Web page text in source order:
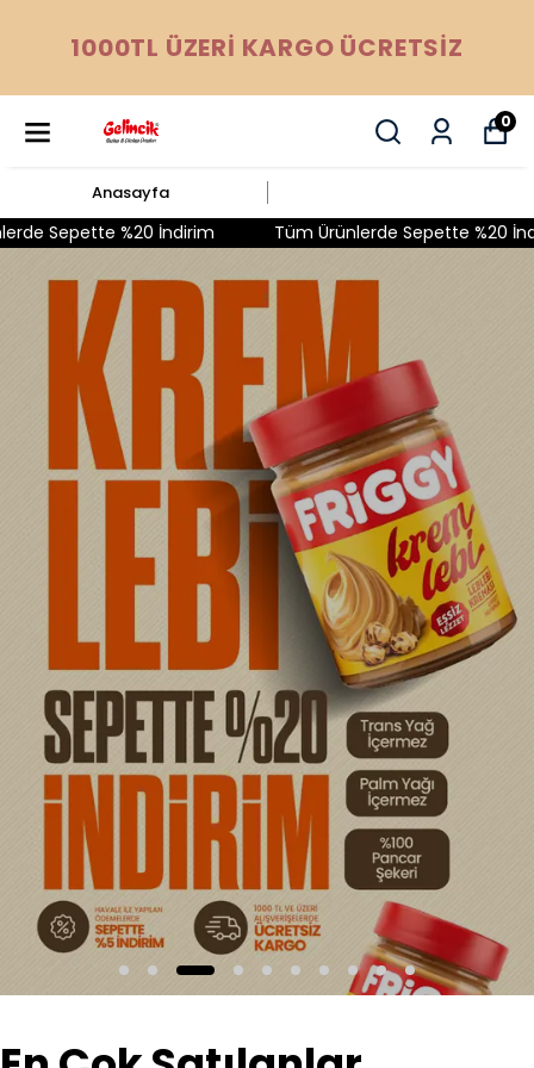
1000TL ÜZERİ KARGO ÜCRETSİZ
0
Anasayfa
Sepette %20 İndirim Tüm Ürünlerde Sepette %20 İndirim